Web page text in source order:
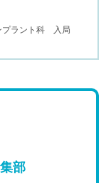
ラント科 入局
部